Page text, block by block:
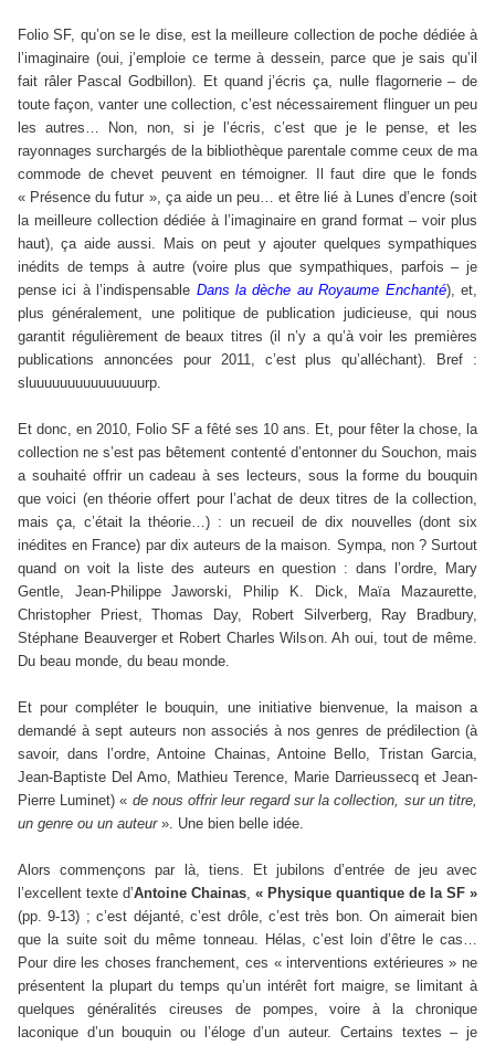
Folio SF, qu’on se le dise, est la meilleure collection de poche dédiée à
l’imaginaire (oui, j’emploie ce terme à dessein, parce que je sais qu’il
fait râler Pascal Godbillon). Et quand j’écris ça, nulle flagornerie – de
toute façon, vanter une collection, c’est nécessairement flinguer un peu
les autres… Non, non, si je l’écris, c’est que je le pense, et les
rayonnages surchargés de la bibliothèque parentale comme ceux de ma
commode de chevet peuvent en témoigner. Il faut dire que le fonds
« Présence du futur », ça aide un peu… et être lié à Lunes d’encre (soit
la meilleure collection dédiée à l’imaginaire en grand format – voir plus
haut), ça aide aussi. Mais on peut y ajouter quelques sympathiques
inédits de temps à autre (voire plus que sympathiques, parfois – je
pense ici à l’indispensable Dans la dèche au Royaume Enchanté), et,
plus généralement, une politique de publication judicieuse, qui nous
garantit régulièrement de beaux titres (il n’y a qu’à voir les premières
publications annoncées pour 2011, c’est plus qu’alléchant). Bref :
sluuuuuuuuuuuuuuurp.
Et donc, en 2010, Folio SF a fêté ses 10 ans. Et, pour fêter la chose, la
collection ne s’est pas bêtement contenté d’entonner du Souchon, mais
a souhaité offrir un cadeau à ses lecteurs, sous la forme du bouquin
que voici (en théorie offert pour l’achat de deux titres de la collection,
mais ça, c’était la théorie…) : un recueil de dix nouvelles (dont six
inédites en France) par dix auteurs de la maison. Sympa, non ? Surtout
quand on voit la liste des auteurs en question : dans l’ordre, Mary
Gentle, Jean-Philippe Jaworski, Philip K. Dick, Maïa Mazaurette,
Christopher Priest, Thomas Day, Robert Silverberg, Ray Bradbury,
Stéphane Beauverger et Robert Charles Wilson. Ah oui, tout de même.
Du beau monde, du beau monde.
Et pour compléter le bouquin, une initiative bienvenue, la maison a
demandé à sept auteurs non associés à nos genres de prédilection (à
savoir, dans l’ordre, Antoine Chainas, Antoine Bello, Tristan Garcia,
Jean-Baptiste Del Amo, Mathieu Terence, Marie Darrieussecq et Jean-
Pierre Luminet) « de nous offrir leur regard sur la collection, sur un titre,
un genre ou un auteur». Une bien belle idée.
Alors commençons par là, tiens. Et jubilons d’entrée de jeu avec
l’excellent texte d’Antoine Chainas, « Physique quantique de la SF »
(pp. 9-13) ; c’est déjanté, c’est drôle, c’est très bon. On aimerait bien
que la suite soit du même tonneau. Hélas, c’est loin d’être le cas…
Pour dire les choses franchement, ces « interventions extérieures » ne
présentent la plupart du temps qu’un intérêt fort maigre, se limitant à
quelques généralités cireuses de pompes, voire à la chronique
laconique d’un bouquin ou l’éloge d’un auteur. Certains textes – je